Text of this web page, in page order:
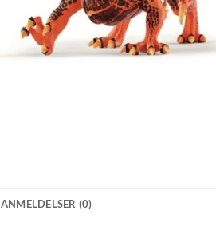
ANMELDELSER (0)